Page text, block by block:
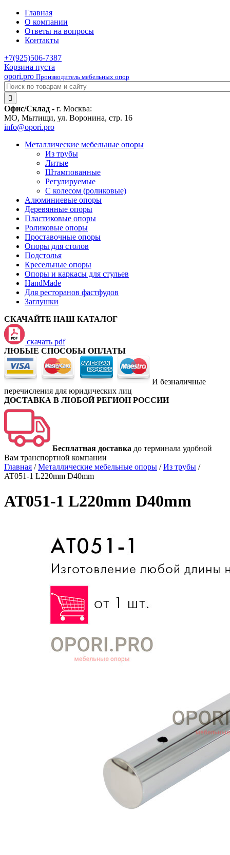
Главная
О компании
Ответы на вопросы
Контакты
+7(925)506-7387
Корзина пуста
opori.pro Производитель мебельных опор
Офис/Склад - г. Москва:
МО, Мытищи, ул. Воронина, стр. 16
info@opori.pro
Металлические мебельные опоры
Из трубы
Литые
Штампованные
Регулируемые
С колесом (роликовые)
Алюминиевые опоры
Деревянные опоры
Пластиковые опоры
Роликовые опоры
Проставочные опоры
Опоры для столов
Подстолья
Кресельные опоры
Опоры и каркасы для стульев
HandMade
Для ресторанов фастфудов
Заглушки
СКАЧАЙТЕ НАШ КАТАЛОГ
скачать pdf
ЛЮБЫЕ СПОСОБЫ ОПЛАТЫ
И безналичные
перечисления для юридических лиц
ДОСТАВКА В ЛЮБОЙ РЕГИОН РОССИИ
Бесплатная доставка до терминала удобной
Вам транспортной компании
Главная /Металлические мебельные опоры /Из трубы /
AT051-1 L220mm D40mm
AT051-1 L220mm D40mm